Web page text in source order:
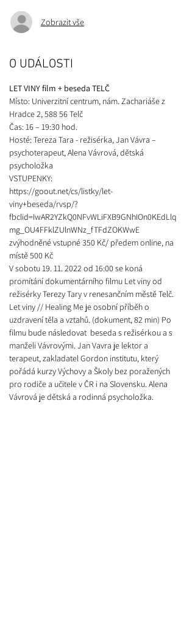
Zobrazit vše
O UDÁLOSTI
LET VINY film + beseda TELČ
Místo: Univerzitní centrum, nám. Zachariáše z
Hradce 2, 588 56 Telč
Čas: 16 – 19:30 hod.
Hosté: Tereza Tara - režisérka, Jan Vávra –
psychoterapeut, Alena Vávrová, dětská
psycholožka
VSTUPENKY:
https://goout.net/cs/listky/let-
viny+beseda/rvsp/?
fbclid=IwAR2YZkQ0NFvWLiFXB9GNhIOn0KEdLlq
mg_OU4FFklZUlnWNz_fTFdZOKWwE
zvýhodněné vstupné 350 Kč/ předem online, na
místě 500 Kč
V sobotu 19. 11. 2022 od 16:00 se koná
promítání dokumentárního filmu Let viny od
režisérky Terezy Tary v renesančním městě Telč.
Let viny // Healing Me je osobní příběh o
uzdravení těla a vztahů. (dokument, 82 min) Po
filmu bude následovat  beseda s režisérkou a s
manželi Vávrovými. Jan Vavra je lektor a
terapeut, zakladatel Gordon institutu, který
pořádá kurzy Výchovy a Školy bez poražených
pro rodiče a učitele v ČR i na Slovensku. Alena
Vávrová je dětská a rodinná psycholožka.